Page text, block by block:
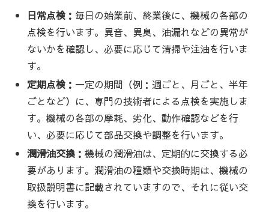
日常点検： 毎日の始業前、終業後に、機械の各部の
点検を行います。異音、異臭、油漏れなどの異常が
ないかを確認し、必要に応じて清掃や注油を行いま
す。
定期点検： 一定の期間（例：週ごと、月ごと、半年
ごとなど）に、専門の技術者による点検を実施しま
す。機械の各部の摩耗、劣化、動作確認などを行
い、必要に応じて部品交換や調整を行います。
潤滑油交換：機械の潤滑油は、定期的に交換する必
要があります。潤滑油の種類や交換時期は、機械の
取扱説明書に記載されていますので、それに従い交
換を行います。